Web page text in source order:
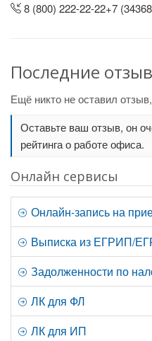
8 (800) 222-22-22+7
Последние
Ещё никто не оставил
Оставьте ваш отзыв, он
рейтинга о работе офиса.
Онлайн сервисы
Онлайн-запись на
Выписка из ЕГРИП/
Задолженности по
ЛК для ФЛ
ЛК для ИП